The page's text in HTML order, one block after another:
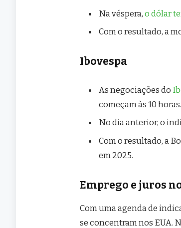
Na véspera, o dólar
Com o resultado, a
Ibovespa
As negociações do
começam às 10 horas.
No dia anterior, o
Com o resultado, a
em 2025.
Emprego e juros
Com uma agenda de
se concentram nos EUA.